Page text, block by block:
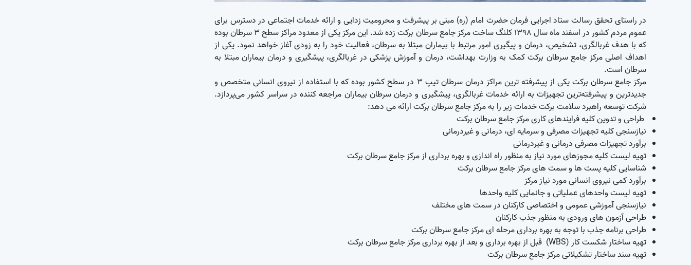
در راستای تحقق رسالت ستاد اجرایی فرمان حضرت امام (ره) مبنی بر پیشرفت و محرومیت زدایی و ارائه خدمات اجتماعی در دسترس برای
عموم مردم کشور در اسفند ماه سال 1398 کلنگ ساخت مرکز جامع سرطان برکت زده شد. این مرکز یکی از معدود مراکز سطح 3 سرطان بوده
که با هدف غربالگری، تشخیص، درمان و پیگیری امور مرتبط با بیماران مبتلا به سرطان، فعالیت خود را به زودی آغاز خواهد نمود. یکی از
اهداف اصلی مرکز جامع سرطان برکت کمک به وزارت بهداشت، درمان و آموزش پزشکی در غربالگری، پیشگیری و درمان بیماران مبتلا به
سرطان است.
مرکز جامع سرطان برکت یکی از پیشرفته ترین مراکز درمان سرطان تیپ 3 در سطح کشور بوده که با استفاده از نیروی انسانی متخصص و
جدیدترین و پیشرفته‌ترین تجهیزات به ارائه خدمات غربالگری، پیشگیری و درمان سرطان بیماران مراجعه کننده در سراسر کشور می‌پردازد.
شرکت توسعه راهبرد سلامت برکت خدمات زیر را به مرکز جامع سرطان برکت ارائه می دهد:
طراحی و تدوین کلیه فرایندهای کاری مرکز جامع سرطان برکت
نیازسنجی کلیه تجهیزات مصرفی و سرمایه ای، درمانی و غیردرمانی
برآورد تجهیزات مصرفی درمانی و غیردرمانی
تهیه لیست کلیه مجوزهای مورد نیاز به منظور راه اندازی و بهره برداری از مرکز جامع سرطان برکت
شناسایی کلیه پست ها و سمت های مرکز جامع سرطان برکت
برآورد کمی نیروی انسانی مورد نیاز مرکز
تهیه لیست واحدهای عملیاتی و جانمایی کلیه واحدها
نیازسنجی آموزشی عمومی و اختصاصی کارکنان در سمت های مختلف
طراحی آزمون های ورودی به منظور جذب کارکنان
طراحی برنامه جذب با توجه به بهره برداری مرحله ای مرکز جامع سرطان برکت
تهیه ساختار شکست کار (WBS) قبل از بهره برداری و بعد از بهره برداری مرکز جامع سرطان برکت
تهیه سند ساختار تشکیلاتی مرکز جامع سرطان برکت